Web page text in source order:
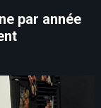
par année